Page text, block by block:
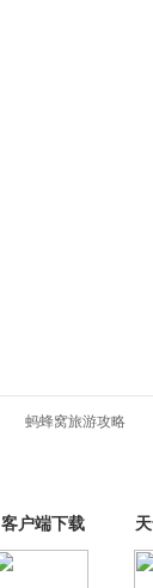
蚂蜂窝旅游攻略
客户端下载